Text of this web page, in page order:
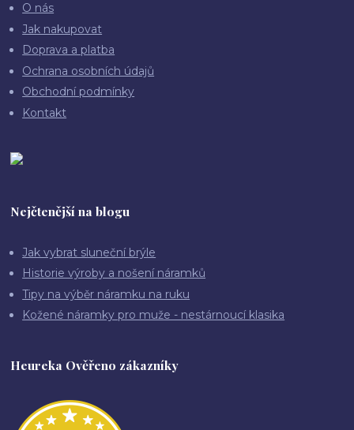
O nás
Jak nakupovat
Doprava a platba
Ochrana osobních údajů
Obchodní podmínky
Kontakt
Nejčtenější na blogu
Jak vybrat sluneční brýle
Historie výroby a nošení náramků
Tipy na výběr náramku na ruku
Kožené náramky pro muže - nestárnoucí klasika
Heureka Ověřeno zákazníky